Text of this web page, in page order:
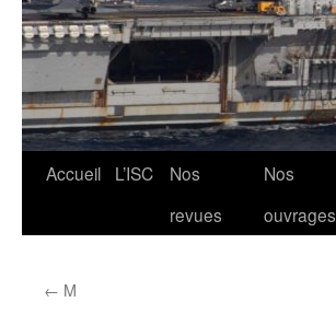
Aller
Accueil L’ISC
Nos
revues
Nos
ouvrages
← M